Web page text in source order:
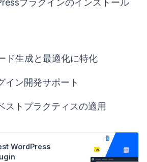
プラグインのインストール
ド生成と最適化に特化
イン開発サポート
ストプラクティスの適用
WordPress